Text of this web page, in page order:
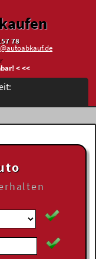
78
< <<